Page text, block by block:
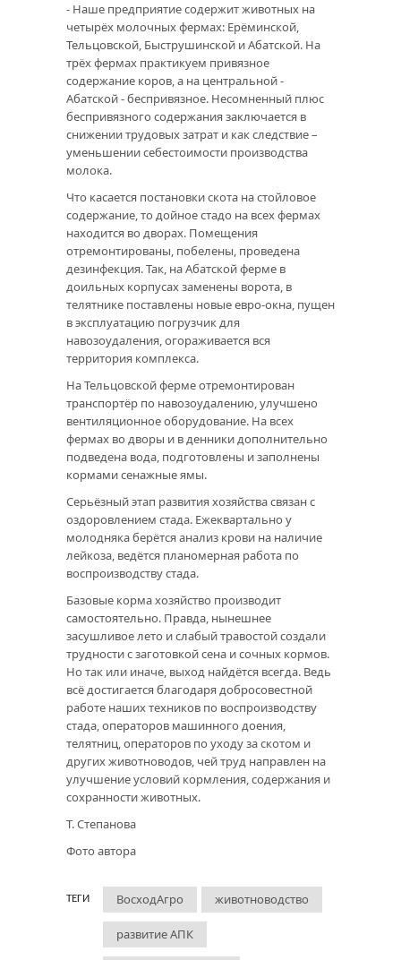
- Наше предприятие содержит животных на
четырёх молочных фермах: Ерёминской,
Тельцовской, Быструшинской и Абатской. На
трёх фермах практикуем привязное
содержание коров, а на центральной -
Абатской - беспривязное. Несомненный плюс
беспривязного содержания заключается в
снижении трудовых затрат и как следствие –
уменьшении себестоимости производства
молока.
Что касается постановки скота на стойловое
содержание, то дойное стадо на всех фермах
находится во дворах. Помещения
отремонтированы, побелены, проведена
дезинфекция. Так, на Абатской ферме в
доильных корпусах заменены ворота, в
телятнике поставлены новые евро-окна, пущен
в эксплуатацию погрузчик для
навозоудаления, огораживается вся
территория комплекса.
На Тельцовской ферме отремонтирован
транспортёр по навозоудалению, улучшено
вентиляционное оборудование. На всех
фермах во дворы и в денники дополнительно
подведена вода, подготовлены и заполнены
кормами сенажные ямы.
Серьёзный этап развития хозяйства связан с
оздоровлением стада. Ежеквартально у
молодняка берётся анализ крови на наличие
лейкоза, ведётся планомерная работа по
воспроизводству стада.
Базовые корма хозяйство производит
самостоятельно. Правда, нынешнее
засушливое лето и слабый травостой создали
трудности с заготовкой сена и сочных кормов.
Но так или иначе, выход найдётся всегда. Ведь
всё достигается благодаря добросовестной
работе наших техников по воспроизводству
стада, операторов машинного доения,
телятниц, операторов по уходу за скотом и
других животноводов, чей труд направлен на
улучшение условий кормления, содержания и
сохранности животных.
Т. Степанова
Фото автора
ТЕГИ ВосходАгро животноводство
развитие АПК